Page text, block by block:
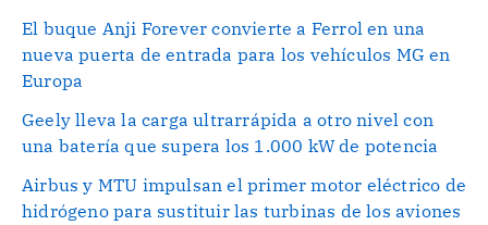
El buque Anji Forever convierte a Ferrol en una
nueva puerta de entrada para los vehículos MG en
Europa
Geely lleva la carga ultrarrápida a otro nivel con
una batería que supera los 1.000 kW de potencia
Airbus y MTU impulsan el primer motor eléctrico de
hidrógeno para sustituir las turbinas de los aviones